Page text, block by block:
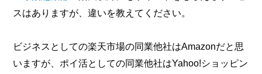
スはありますが、違いを教えてください。
ビジネスとしての楽天市場の同業他社はAmazonだと思
いますが、ポイ活としての同業他社はYahoo!ショッピン